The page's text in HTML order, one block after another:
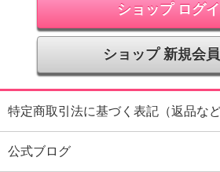
ショップ ログ
ショップ 新規会
特定商取引法に基づく表記（返品など
公式ブログ